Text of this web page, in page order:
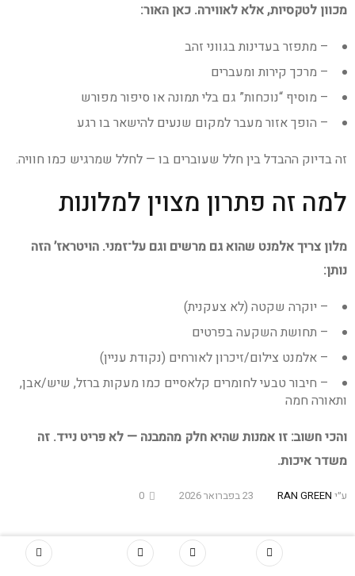
מכוון לטקסיות, אלא לאווירה. כאן האור:
– מתפזר בעדינות בגווני זהב
– מרכך קירות ומעברים
– מוסיף “נוכחות” גם בלי תמונה או סיפור מפורש
– הופך אזור מעבר למקום שנעים להישאר בו רגע
זה בדיוק ההבדל בין חלל שעוברים בו — לחלל שמרגיש כמו חוויה.
למה זה פתרון מצוין למלונות
מלון צריך אלמנט שהוא גם מרשים וגם על־זמני. הויטראז’ הזה
נותן:
– יוקרה שקטה (לא צעקנית)
– תחושת השקעה בפרטים
– אלמנט צילום/זיכרון לאורחים (נקודת עניין)
– חיבור טבעי לחומרים קלאסיים כמו מעקות ברזל, שיש/אבן,
ותאורה חמה
והכי חשוב: זו אמנות שהיא חלק מהמבנה — לא פריט נייד. זה
משדר איכות.
ע״י RAN GREEN 23 בפברואר 2026